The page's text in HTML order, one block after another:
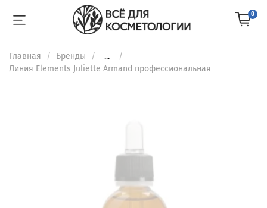
0
Главная Бренды
...
Линия Elements Juliette Armand профессиональная